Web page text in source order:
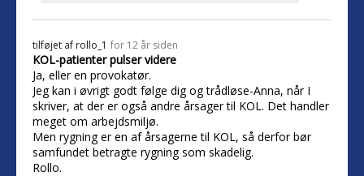
tilføjet af rollo_1 for 12 år siden
KOL-patienter pulser videre
Ja, eller en provokatør.
Jeg kan i øvrigt godt følge dig og trådløse-Anna, når I
skriver, at der er også andre årsager til KOL. Det handler
meget om arbejdsmiljø.
Men rygning er en af årsagerne til KOL, så derfor bør
samfundet betragte rygning som skadelig.
Rollo.